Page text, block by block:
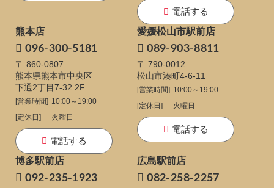
電話する
熊本店
096-300-5181
〒 860-0807
熊本県熊本市中央区
下通2丁目7-32 2F
[営業時間] 10:00～19:00
[定休日]
火曜日
電話する
愛媛松山市駅前店
089-903-8811
〒 790-0012
松山市湊町4-6-11
[営業時間] 10:00～19:00
[定休日]
火曜日
電話する
博多駅前店
092-235-1923
広島駅前店
082-258-2257